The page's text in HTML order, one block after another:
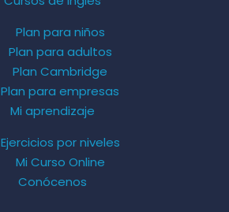
Plan para niños
Plan para adultos
Plan Cambridge
Plan para empresas
Mi aprendizaje
Ejercicios por niveles
Mi Curso Online
Conócenos